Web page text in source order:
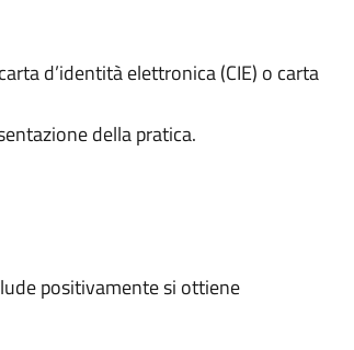
d’identità elettronica (CIE) o carta
della pratica.
positivamente si ottiene